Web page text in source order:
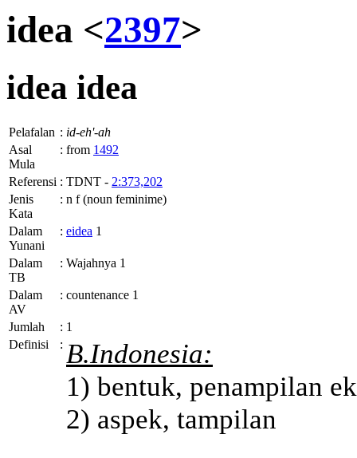
idea <2397>
idea idea
Pelafalan : id-eh'-ah
Asal
Mula
: from 1492
Referensi : TDNT - 2:373,202
Jenis
Kata
: n f (noun feminime)
Dalam
Yunani
: eidea 1
Dalam
TB
: Wajahnya 1
Dalam
AV
: countenance 1
Jumlah : 1
Definisi
: B.Indonesia:
1) bentuk, penampilan
2) aspek, tampilan